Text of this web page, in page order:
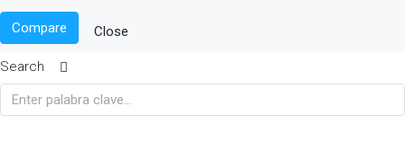
Compare Close
Search